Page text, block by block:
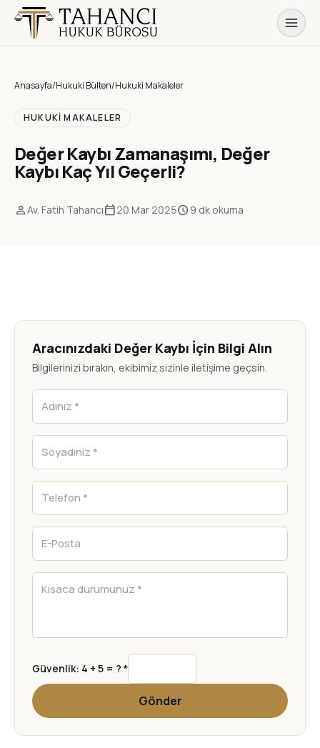
Anasayfa/Hukuki Bülten/Hukuki Makaleler
HUKUKI MAKALELER
Değer Kaybı Zamanaşımı, Değer
Kaybı Kaç Yıl Geçerli?
personAv. Fatih Tahancıcalendar_today20 Mar 2025schedule9 dk okuma
Aracınızdaki Değer Kaybı İçin Bilgi Alın
Bilgilerinizi bırakın, ekibimiz sizinle iletişime geçsin.
Güvenlik: 4 + 5 = ? *
Gönder